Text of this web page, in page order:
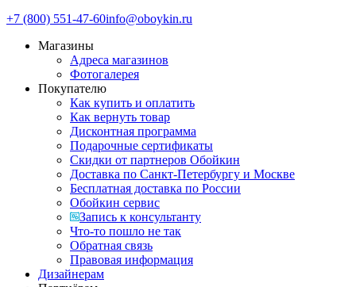
+7 (800) 551-47-60info@oboykin.ru
Магазины
Адреса магазинов
Фотогалерея
Покупателю
Как купить и оплатить
Как вернуть товар
Дисконтная программа
Подарочные сертификаты
Скидки от партнеров Обойкин
Доставка по Санкт-Петербургу и Москве
Бесплатная доставка по России
Обойкин сервис
Запись к консультанту
Что-то пошло не так
Обратная связь
Правовая информация
Дизайнерам